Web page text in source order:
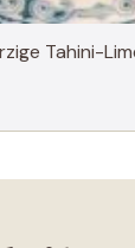
Tahini-